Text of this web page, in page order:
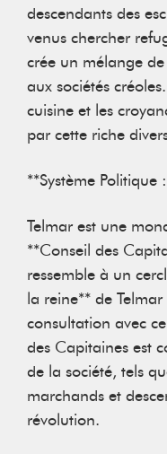
descendants des
venus chercher
crée un mélange
aux sociétés
cuisine et les
par cette riche
**Système Politique
Telmar est une
**Conseil des
ressemble à un
la reine** de
consultation avec
des Capitaines est
de la société, tels
marchands et
révolution.